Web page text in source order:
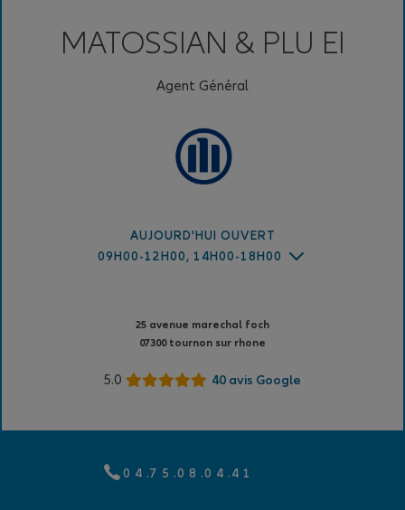
MATOSSIAN & PLU EI
Agent Général
AUJOURD'HUI OUVERT
09H00-12H00, 14H00-18H00
25 avenue marechal foch
07300 tournon sur rhone
5.0 40 avis Google
0 4 .7 5 .0 8 .0 4 .4 1